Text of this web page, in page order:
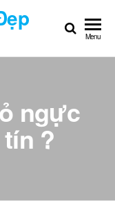
Menu
ngực
?